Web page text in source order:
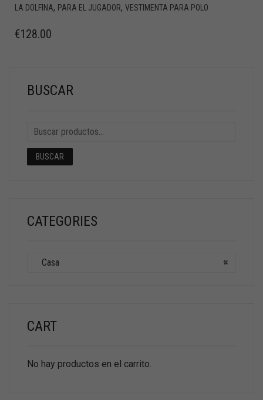
LA DOLFINA, PARA EL JUGADOR, VESTIMENTA PARA POLO
€128.00
BUSCAR
BUSCAR
CATEGORIES
×
Casa
CART
No hay productos en el carrito.